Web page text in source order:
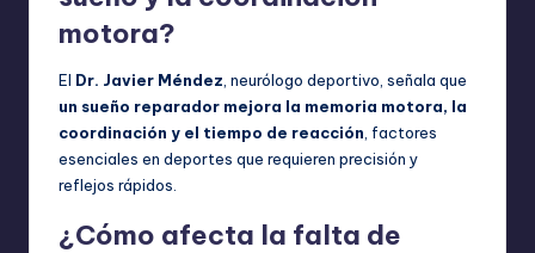
motora?
El Dr. Javier Méndez , neurólogo deportivo, señala que
un sueño reparador mejora la memoria motora, la
coordinación y el tiempo de reacción , factores
esenciales en deportes que requieren precisión y
reflejos rápidos.
¿Cómo afecta la falta de